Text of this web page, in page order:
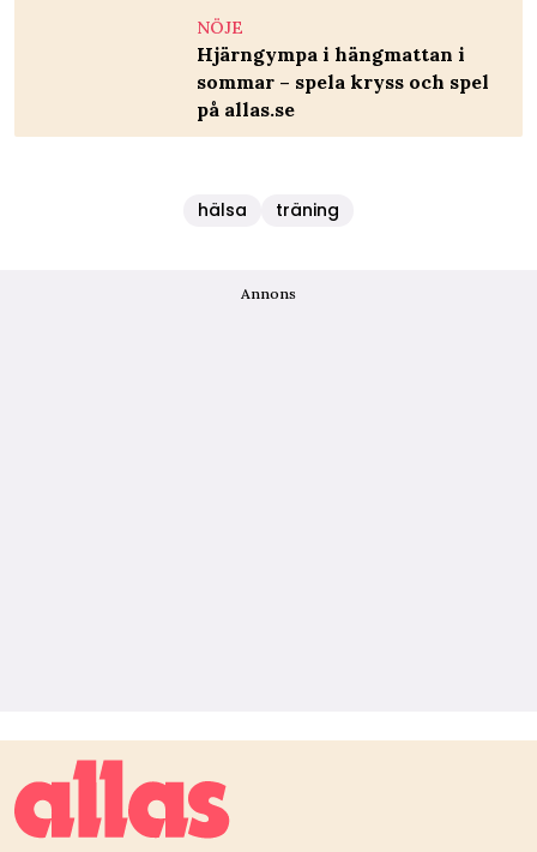
NÖJE
Hjärngympa i hängmattan i
sommar – spela kryss och spel
på allas.se
hälsa träning
Annons